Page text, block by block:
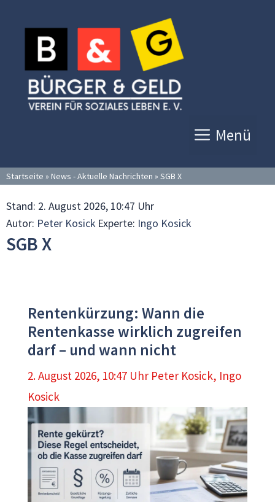
Inhalt
springen
Menü
Startseite » News - Aktuelle Nachrichten » SGB X
Stand: 2. August 2026, 10:47 Uhr
Autor: Peter Kosick Experte: Ingo Kosick
SGB X
Rentenkürzung: Wann die
Rentenkasse wirklich zugreifen
darf – und wann nicht
2. August 2026, 10:47 Uhr Peter Kosick, Ingo
Kosick